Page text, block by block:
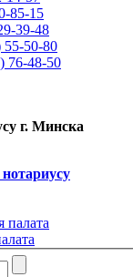
85-15
39-48
55-50-80
76-48-50
г. Минска